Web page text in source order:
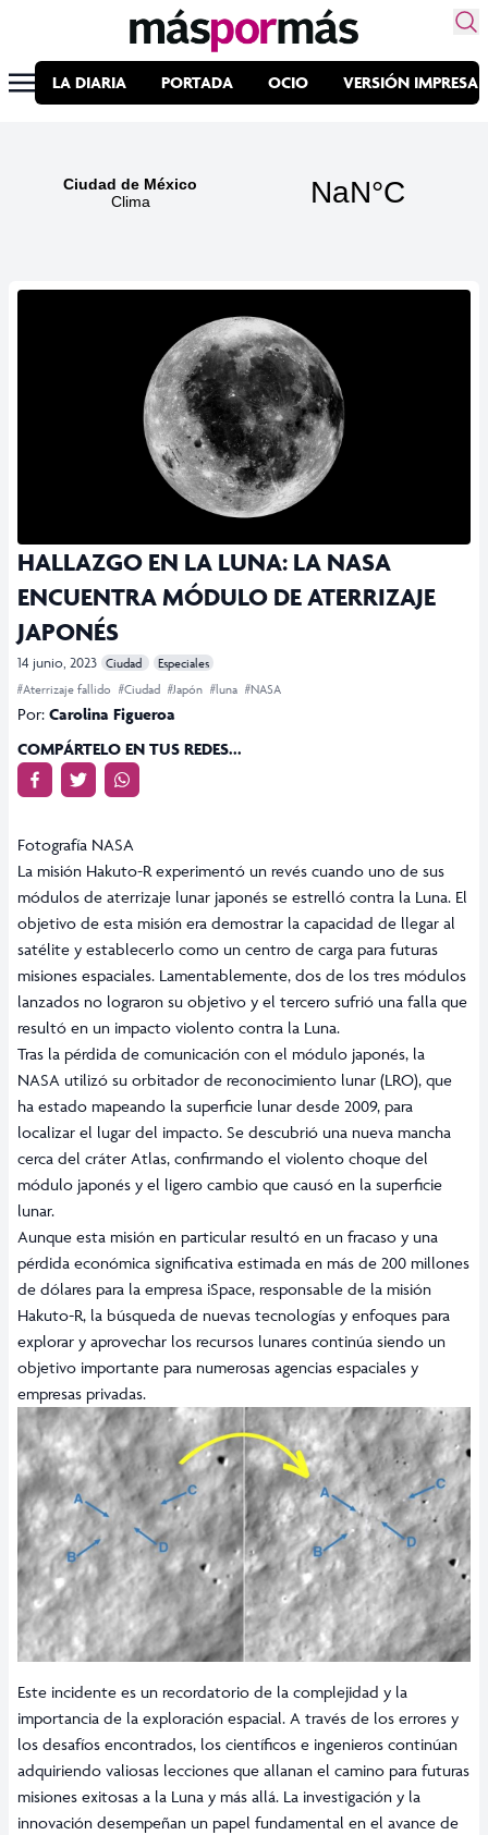
LA DIARIA PORTADA OCIO VERSIÓN IMPRESA
HALLAZGO EN LA LUNA: LA NASA
ENCUENTRA MÓDULO DE ATERRIZAJE
JAPONÉS
14 junio, 2023 Ciudad
Especiales
#Aterrizaje fallido #Ciudad #Japón #luna #NASA
Por: Carolina Figueroa
COMPÁRTELO EN TUS REDES...
Fotografía NASA
La misión Hakuto-R experimentó un revés cuando uno de sus
módulos de aterrizaje lunar japonés se estrelló contra la Luna. El
objetivo de esta misión era demostrar la capacidad de llegar al
satélite y establecerlo como un centro de carga para futuras
misiones espaciales. Lamentablemente, dos de los tres módulos
lanzados no lograron su objetivo y el tercero sufrió una falla que
resultó en un impacto violento contra la Luna.
Tras la pérdida de comunicación con el módulo japonés, la
NASA utilizó su orbitador de reconocimiento lunar (LRO), que
ha estado mapeando la superficie lunar desde 2009, para
localizar el lugar del impacto. Se descubrió una nueva mancha
cerca del cráter Atlas, confirmando el violento choque del
módulo japonés y el ligero cambio que causó en la superficie
lunar.
Aunque esta misión en particular resultó en un fracaso y una
pérdida económica significativa estimada en más de 200 millones
de dólares para la empresa iSpace, responsable de la misión
Hakuto-R, la búsqueda de nuevas tecnologías y enfoques para
explorar y aprovechar los recursos lunares continúa siendo un
objetivo importante para numerosas agencias espaciales y
empresas privadas.
Este incidente es un recordatorio de la complejidad y la
importancia de la exploración espacial. A través de los errores y
los desafíos encontrados, los científicos e ingenieros continúan
adquiriendo valiosas lecciones que allanan el camino para futuras
misiones exitosas a la Luna y más allá. La investigación y la
innovación desempeñan un papel fundamental en el avance de